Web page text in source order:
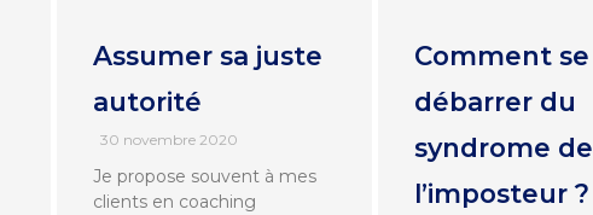
Assumer sa juste
autorité
30 novembre 2020
Je propose souvent à mes
clients en coaching
Comment se
débarrer du
syndrome de
l’imposteur ?